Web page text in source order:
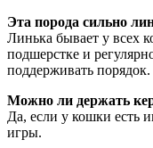
Эта порода сильно
Линька бывает у всех
подшерстке и
поддерживать порядок.
Можно ли держать
Да, если у кошки есть
игры.